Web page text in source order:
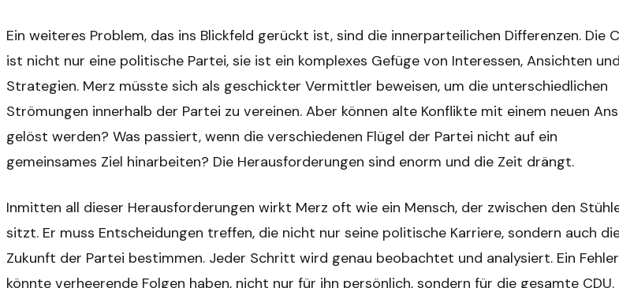
Ein weiteres Problem, das ins Blickfeld gerückt ist, sind die innerparteilichen Differenzen. Die
ist nicht nur eine politische Partei, sie ist ein komplexes Gefüge von Interessen, Ansichten und
Strategien. Merz müsste sich als geschickter Vermittler beweisen, um die unterschiedlichen
Strömungen innerhalb der Partei zu vereinen. Aber können alte Konflikte mit einem neuen
gelöst werden? Was passiert, wenn die verschiedenen Flügel der Partei nicht auf ein
gemeinsames Ziel hinarbeiten? Die Herausforderungen sind enorm und die Zeit drängt.
Inmitten all dieser Herausforderungen wirkt Merz oft wie ein Mensch, der zwischen den
sitzt. Er muss Entscheidungen treffen, die nicht nur seine politische Karriere, sondern auch
Zukunft der Partei bestimmen. Jeder Schritt wird genau beobachtet und analysiert. Ein Fehler
könnte verheerende Folgen haben, nicht nur für ihn persönlich, sondern für die gesamte CDU.